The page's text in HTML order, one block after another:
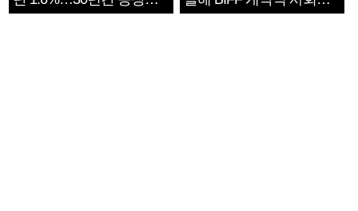
1182개팀 전수조사
확정